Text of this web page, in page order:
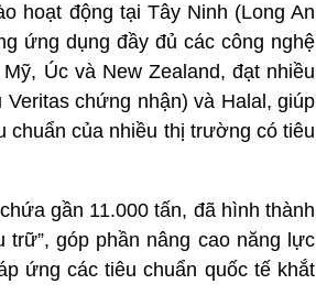
hoạt động tại Tây Ninh (Long An
ứng dụng đầy đủ các công nghệ
Úc và New Zealand, đạt nhiều
chứng nhận) và Halal, giúp
chuẩn của nhiều thị trường có tiêu
gần 11.000 tấn, đã hình thành
góp phần nâng cao năng lực
ứng các tiêu chuẩn quốc tế khắt